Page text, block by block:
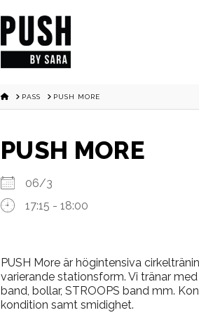
HOMEPASS PUSH MORE
PUSH MORE
06/3
17:15 - 18:00
PUSH More är högintensiva
varierande stationsform. Vi tränar
band, bollar, STROOPS band mm.
kondition samt smidighet.